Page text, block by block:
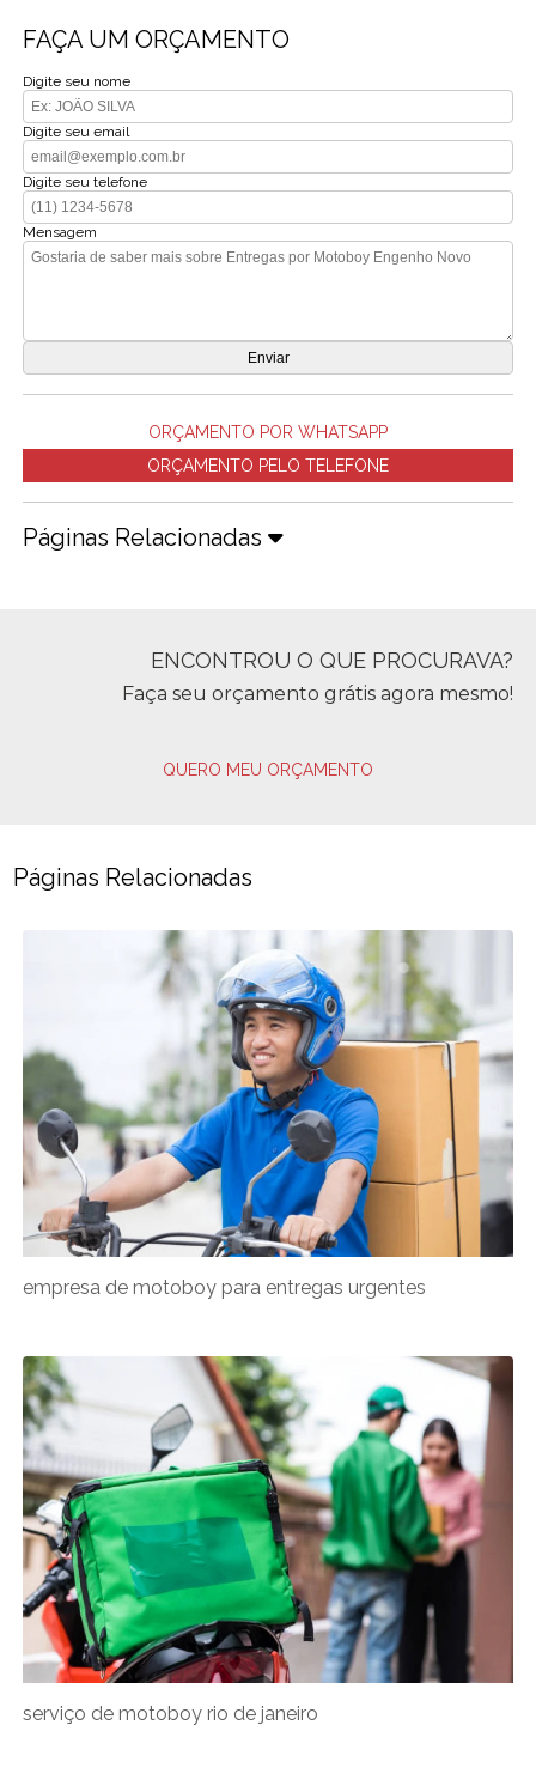
FAÇA UM ORÇAMENTO
Digite seu nome
Digite seu email
Digite seu telefone
Mensagem
ORÇAMENTO POR WHATSAPP
ORÇAMENTO PELO TELEFONE
Páginas Relacionadas
ENCONTROU O QUE PROCURAVA?
Faça seu orçamento grátis agora mesmo!
QUERO MEU ORÇAMENTO
Páginas Relacionadas
empresa de motoboy para entregas urgentes
serviço de motoboy rio de janeiro